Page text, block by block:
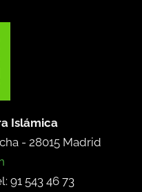
Islámica
- 28015 Madrid
91 543 46 73